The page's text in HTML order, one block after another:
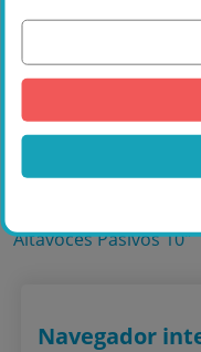
Comprar
Pasiva 10"
con envío rápido
Altavoces Pasivos 10"
Navegador